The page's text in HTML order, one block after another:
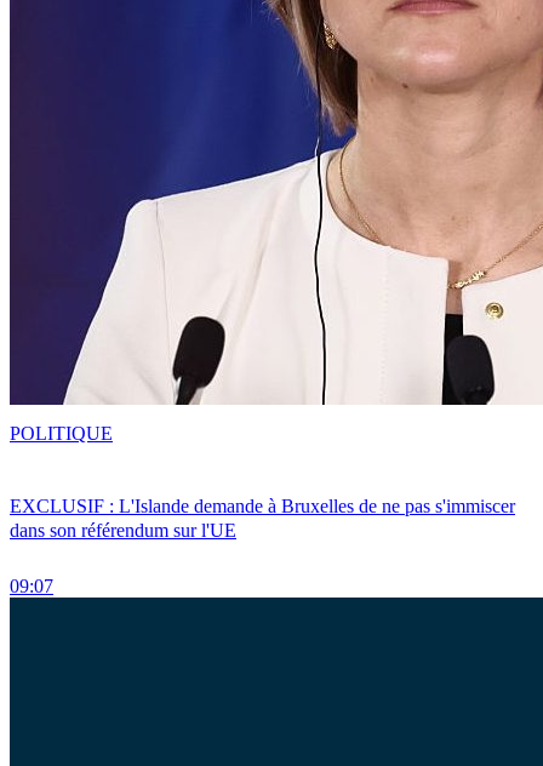
EXCLUSIF : L'Islande demande à Bruxelles de ne pas s'immiscer
dans son référendum sur l'UE
09:07
POLITIQUE